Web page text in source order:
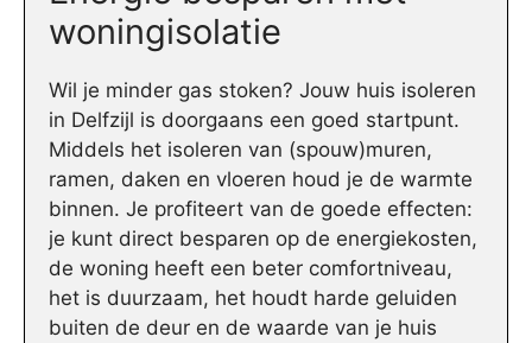
woningisolatie
Wil je minder gas stoken? Jouw huis isoleren
in Delfzijl is doorgaans een goed startpunt.
Middels het isoleren van (spouw)muren,
ramen, daken en vloeren houd je de warmte
binnen. Je profiteert van de goede effecten:
je kunt direct besparen op de energiekosten,
de woning heeft een beter comfortniveau,
het is duurzaam, het houdt harde geluiden
buiten de deur en de waarde van je huis